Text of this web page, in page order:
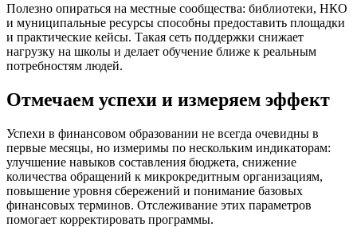
Полезно опираться на местные сообщества: библиотеки, НКО
и муниципальные ресурсы способны предоставить площадки
и практические кейсы. Такая сеть поддержки снижает
нагрузку на школы и делает обучение ближе к реальным
потребностям людей.
Отмечаем успехи и измеряем эффект
Успехи в финансовом образовании не всегда очевидны в
первые месяцы, но измеримы по нескольким индикаторам:
улучшение навыков составления бюджета, снижение
количества обращений к микрокредитным организациям,
повышение уровня сбережений и понимание базовых
финансовых терминов. Отслеживание этих параметров
помогает корректировать программы.